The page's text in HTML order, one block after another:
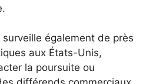
également de près
aux États-Unis,
la poursuite ou